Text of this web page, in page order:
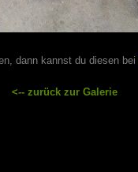
dann kannst du diesen bei
<-- zurück zur Galerie